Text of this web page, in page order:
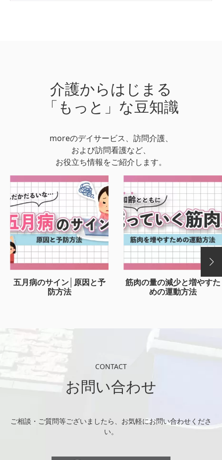
介護からはじまる
「もっと」な豆知識
moreのデイサービス、訪問介護、
および訪問看護など、
お役立ち情報をご紹介します。
五月病のサイン│原因と予
防方法
筋肉の量の減少と増やすた
めの運動方法
CONTACT
お問い合わせ
ご相談・ご質問等ございましたら、お気軽にお問い合わせくださ
い。